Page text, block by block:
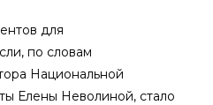
для
по словам
Национальной
Елены Неволиной, стало